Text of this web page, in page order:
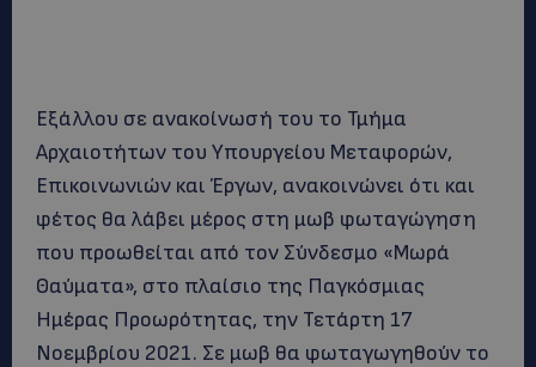
Εξάλλου σε ανακοίνωσή του το Τμήμα
Αρχαιοτήτων του Υπουργείου Μεταφορών,
Επικοινωνιών και Έργων, ανακοινώνει ότι και
φέτος θα λάβει μέρος στη μωβ φωταγώγηση
που προωθείται από τον Σύνδεσμο «Μωρά
Θαύματα», στο πλαίσιο της Παγκόσμιας
Ημέρας Προωρότητας, την Τετάρτη 17
Νοεμβρίου 2021. Σε μωβ θα φωταγωγηθούν το